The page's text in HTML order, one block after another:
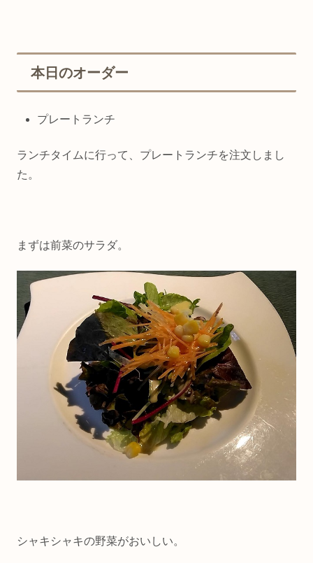
本日のオーダー
プレートランチ
ランチタイムに行って、プレートランチを注文しまし
た。
まずは前菜のサラダ。
シャキシャキの野菜がおいしい。